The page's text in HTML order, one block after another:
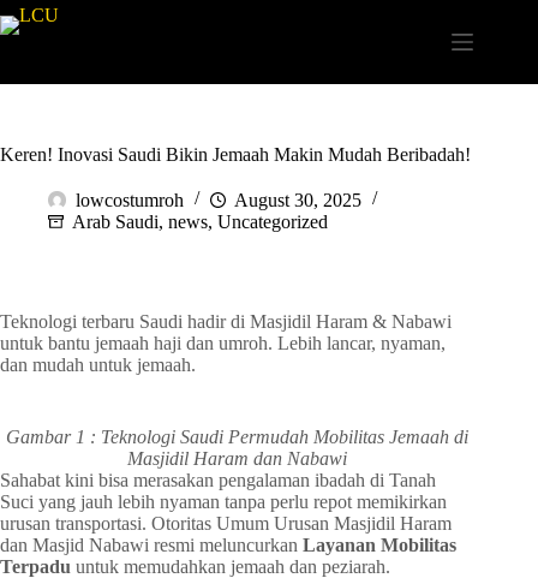
Keren! Inovasi Saudi Bikin Jemaah Makin Mudah Beribadah!
lowcostumroh
August 30, 2025
Arab Saudi, news, Uncategorized
Teknologi terbaru Saudi hadir di Masjidil Haram & Nabawi
untuk bantu jemaah haji dan umroh. Lebih lancar, nyaman,
dan mudah untuk jemaah.
Gambar 1 : Teknologi Saudi Permudah Mobilitas Jemaah di
Masjidil Haram dan Nabawi
Sahabat kini bisa merasakan pengalaman ibadah di Tanah
Suci yang jauh lebih nyaman tanpa perlu repot memikirkan
urusan transportasi. Otoritas Umum Urusan Masjidil Haram
dan Masjid Nabawi resmi meluncurkan Layanan Mobilitas
Terpadu untuk memudahkan jemaah dan peziarah.